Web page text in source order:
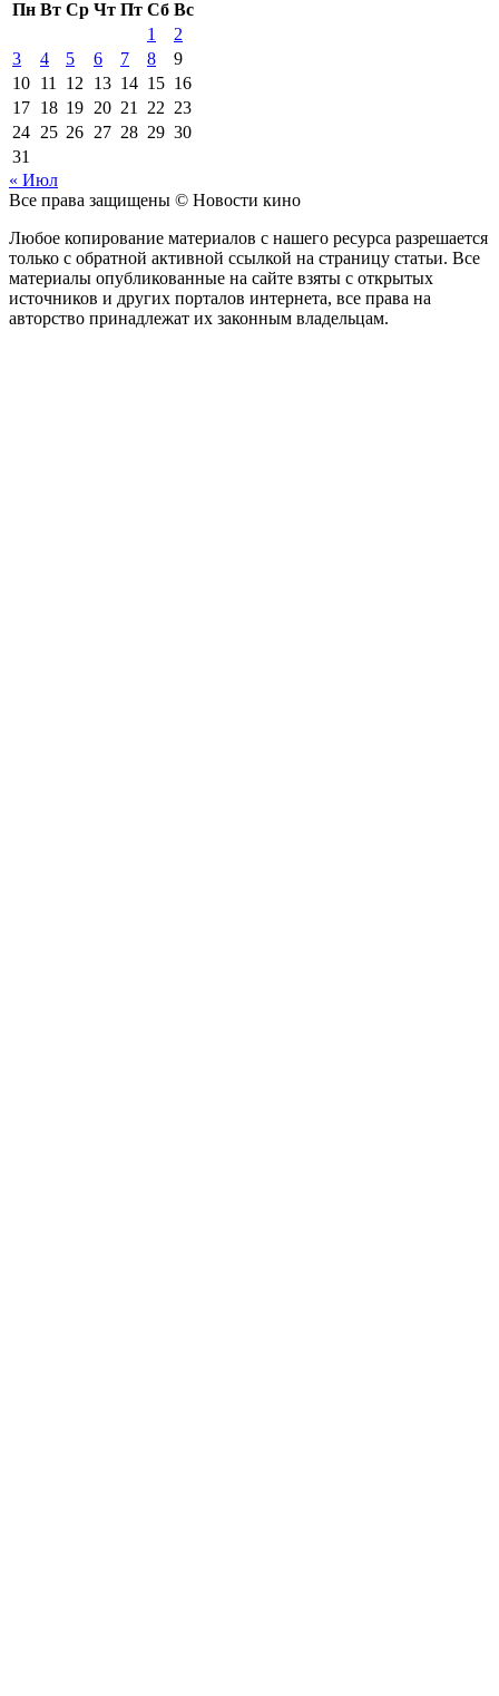
Пн Вт Ср Чт Пт Сб Вс
1
2
3
4 5 6 7 8
9
10 11 12 13 14 15 16
17 18 19 20 21 22 23
24 25 26 27 28 29 30
31
« Июл
Все права защищены © Новости кино
Любое копирование материалов с нашего ресурса разрешается
только с обратной активной ссылкой на страницу статьи. Все
материалы опубликованные на сайте взяты с открытых
источников и других порталов интернета, все права на
авторство принадлежат их законным владельцам.